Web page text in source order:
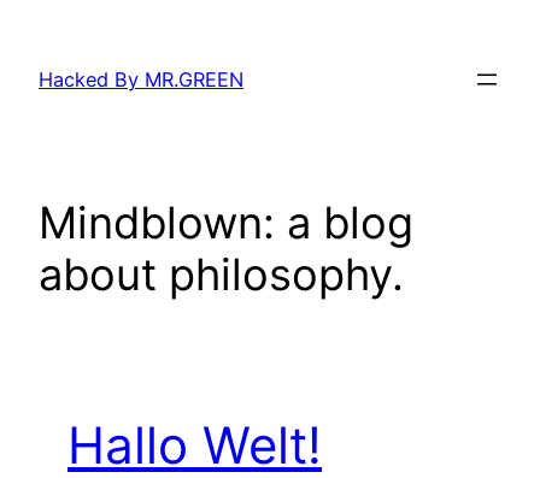
springen
Hacked By MR.GREEN
Mindblown: a blog
about philosophy.
Hallo Welt!